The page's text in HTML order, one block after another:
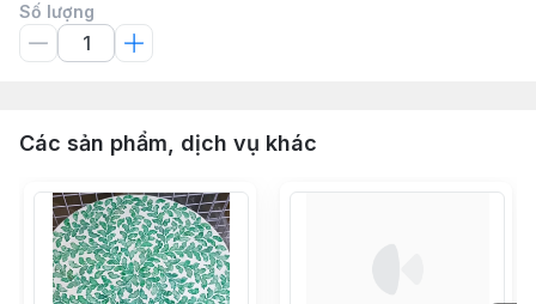
Số lượng
Các sản phẩm, dịch vụ khác